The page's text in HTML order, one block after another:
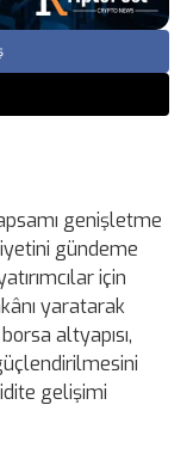
genişletme
gündeme
için
yaratarak
altyapısı,
gelişimi